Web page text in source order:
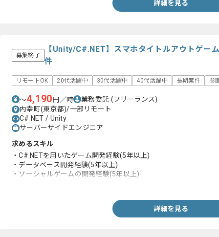
詳細を見る
募集終了
【Unity/C#.NET】スマホタイトルアウトゲー
件
リモートOK 20代活躍中 30代活躍中 40代活躍中 長期案件 参
〜4,190円／時 業務委託 (フリーランス)
内幸町(東京都)/一部リモート
C#.NET / Unity
サーバーサイドエンジニア
求めるスキル
・C#.NETを用いたゲーム開発経験(5年以上)
・データベース開発経験(5年以上)
・ソーシャルゲームの開発経験(5年以上)
詳細を見る